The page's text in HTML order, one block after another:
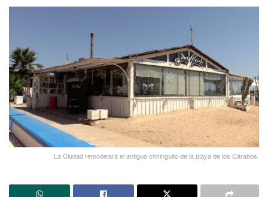
La Ciudad remodelará el antiguo chiringuito de la playa de los Cárabos.